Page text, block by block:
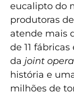
eucalipto do
produtoras
atende mais
de 11
da joint
história e
milhões de